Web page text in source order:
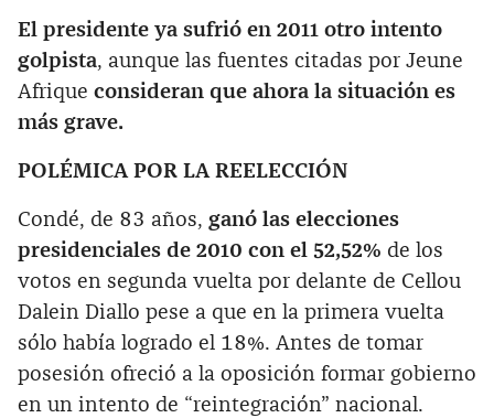
El presidente ya sufrió en 2011 otro intento
golpista, aunque las fuentes citadas por Jeune
Afrique consideran que ahora la situación es
más grave.
POLÉMICA POR LA REELECCIÓN
Condé, de 83 años, ganó las elecciones
presidenciales de 2010 con el 52,52% de los
votos en segunda vuelta por delante de Cellou
Dalein Diallo pese a que en la primera vuelta
sólo había logrado el 18%. Antes de tomar
posesión ofreció a la oposición formar gobierno
en un intento de “reintegración” nacional.